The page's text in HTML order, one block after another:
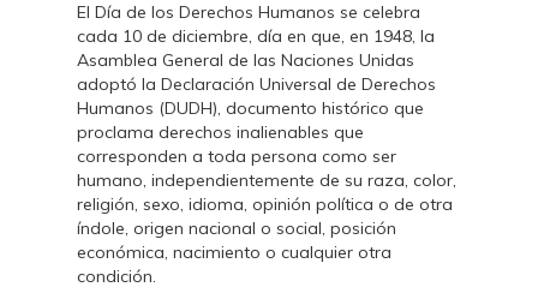
El Día de los Derechos Humanos se celebra
cada 10 de diciembre, día en que, en 1948, la
Asamblea General de las Naciones Unidas
adoptó la Declaración Universal de Derechos
Humanos (DUDH), documento histórico que
proclama derechos inalienables que
corresponden a toda persona como ser
humano, independientemente de su raza, color,
religión, sexo, idioma, opinión política o de otra
índole, origen nacional o social, posición
económica, nacimiento o cualquier otra
condición.